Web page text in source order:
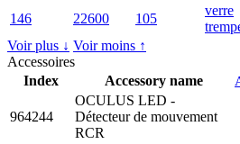
146 22600 105
verre
Voir plus ↓ Voir moins ↑
Accessoires
Index Accessory name
964244
OCULUS LED -
Détecteur de mouvement
RCR